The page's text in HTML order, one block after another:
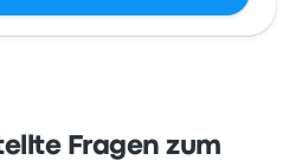
Fragen zum